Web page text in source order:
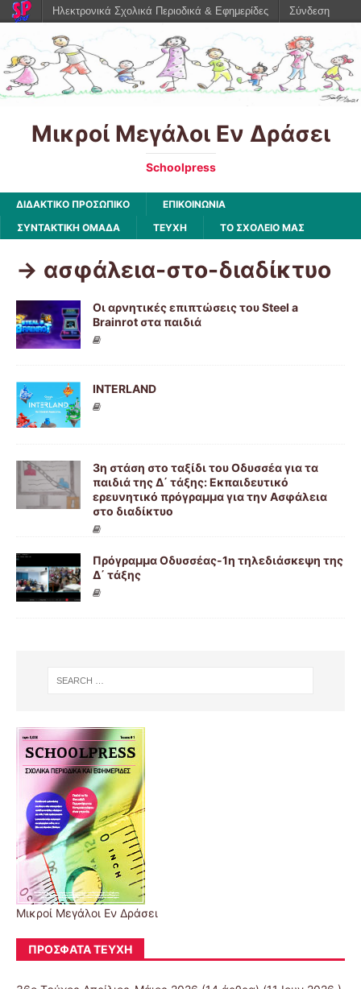
Μικροί Μεγάλοι Εν Δράσει
Schoolpress
ΔΙΔΑΚΤΙΚΟ ΠΡΟΣΩΠΙΚΟ
ΕΠΙΚΟΙΝΩΝΙΑ
ΣΥΝΤΑΚΤΙΚΗ ΟΜΑΔΑ
ΤΕΥΧΗ ΤΟ ΣΧΟΛΕΙΟ ΜΑΣ
-> ασφάλεια-στο-διαδίκτυο
Οι αρνητικές επιπτώσεις του Steel a
Brainrot στα παιδιά
INTERLAND
3η στάση στο ταξίδι του Οδυσσέα για τα
παιδιά της Δ΄ τάξης: Εκπαιδευτικό
ερευνητικό πρόγραμμα για την Ασφάλεια
στο διαδίκτυο
Πρόγραμμα Οδυσσέας-1η τηλεδιάσκεψη της
Δ΄ τάξης
Μικροί Μεγάλοι Εν Δράσει
ΠΡΌΣΦΑΤΑ ΤΕΎΧΗ
Ηλεκτρονικά Σχολικά Περιοδικά & Εφημερίδες Σύνδεση